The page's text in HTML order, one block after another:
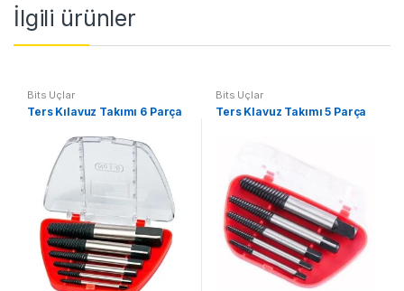
İlgili ürünler
Bits Uçlar
Ters Kılavuz Takımı 6 Parça
Bits Uçlar
Ters Klavuz Takımı 5 Parça